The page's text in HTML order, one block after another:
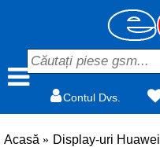
Contul Dvs.
Acasă Display-uri Huawei